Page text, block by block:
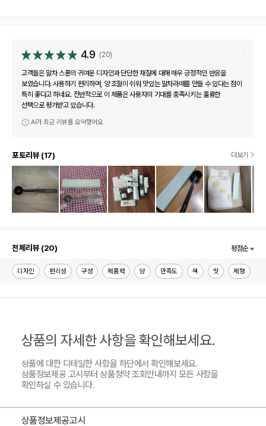
4.9 (20)
고객들은 말차 스푼의 귀여운 디자인과 단단한 재질에 대해 매우 긍정적인 반응을
보였습니다. 사용하기 편리하며, 양 조절이 쉬워 맛있는 말차라떼를 만들 수 있다는 점이
특히 좋다고 하네요. 전반적으로 이 제품은 사용자의 기대를 충족시키는 훌륭한
선택으로 평가받고 있습니다.
AI가 최근 리뷰를 요약했어요.
포토리뷰 (17) 더보기
전체리뷰 (20) 평점순
디자인 편리성 구성 제품력 양 만족도 색 맛 제형
상품의 자세한 사항을 확인해보세요.
상품에 대한 디테일한 사항을 하단에서 확인해보세요.
상품정보제공 고시부터 상품청약 조회안내까지 모든 사항을
확인하실 수 있습니다.
상품정보제공고시